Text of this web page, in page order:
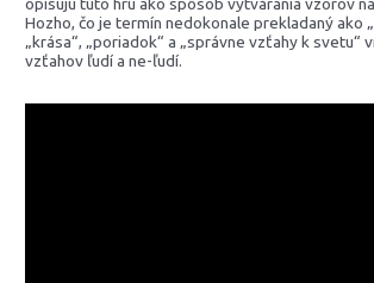
opisujú túto hru ako spôsob vytvárania vzorov
Hozho, čo je termín nedokonale prekladaný ako
„krása“, „poriadok“ a „správne vzťahy k svetu“
vzťahov ľudí a ne-ľudí.